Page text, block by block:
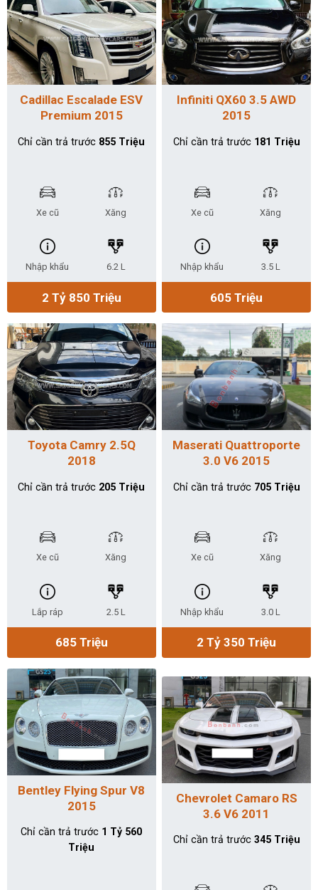
Cadillac Escalade ESV
Premium 2015
Chỉ cần trả trước 855 Triệu
Xe cũ Xăng
Nhập khẩu 6.2 L
2 Tỷ 850 Triệu
Infiniti QX60 3.5 AWD
2015
Chỉ cần trả trước 181 Triệu
Xe cũ Xăng
Nhập khẩu 3.5 L
605 Triệu
Toyota Camry 2.5Q
2018
Chỉ cần trả trước 205 Triệu
Xe cũ Xăng
Lắp ráp 2.5 L
685 Triệu
Maserati Quattroporte
3.0 V6 2015
Chỉ cần trả trước 705 Triệu
Xe cũ Xăng
Nhập khẩu 3.0 L
2 Tỷ 350 Triệu
Bentley Flying Spur V8
2015
Chỉ cần trả trước 1 Tỷ 560
Triệu
Chevrolet Camaro RS
3.6 V6 2011
Chỉ cần trả trước 345 Triệu